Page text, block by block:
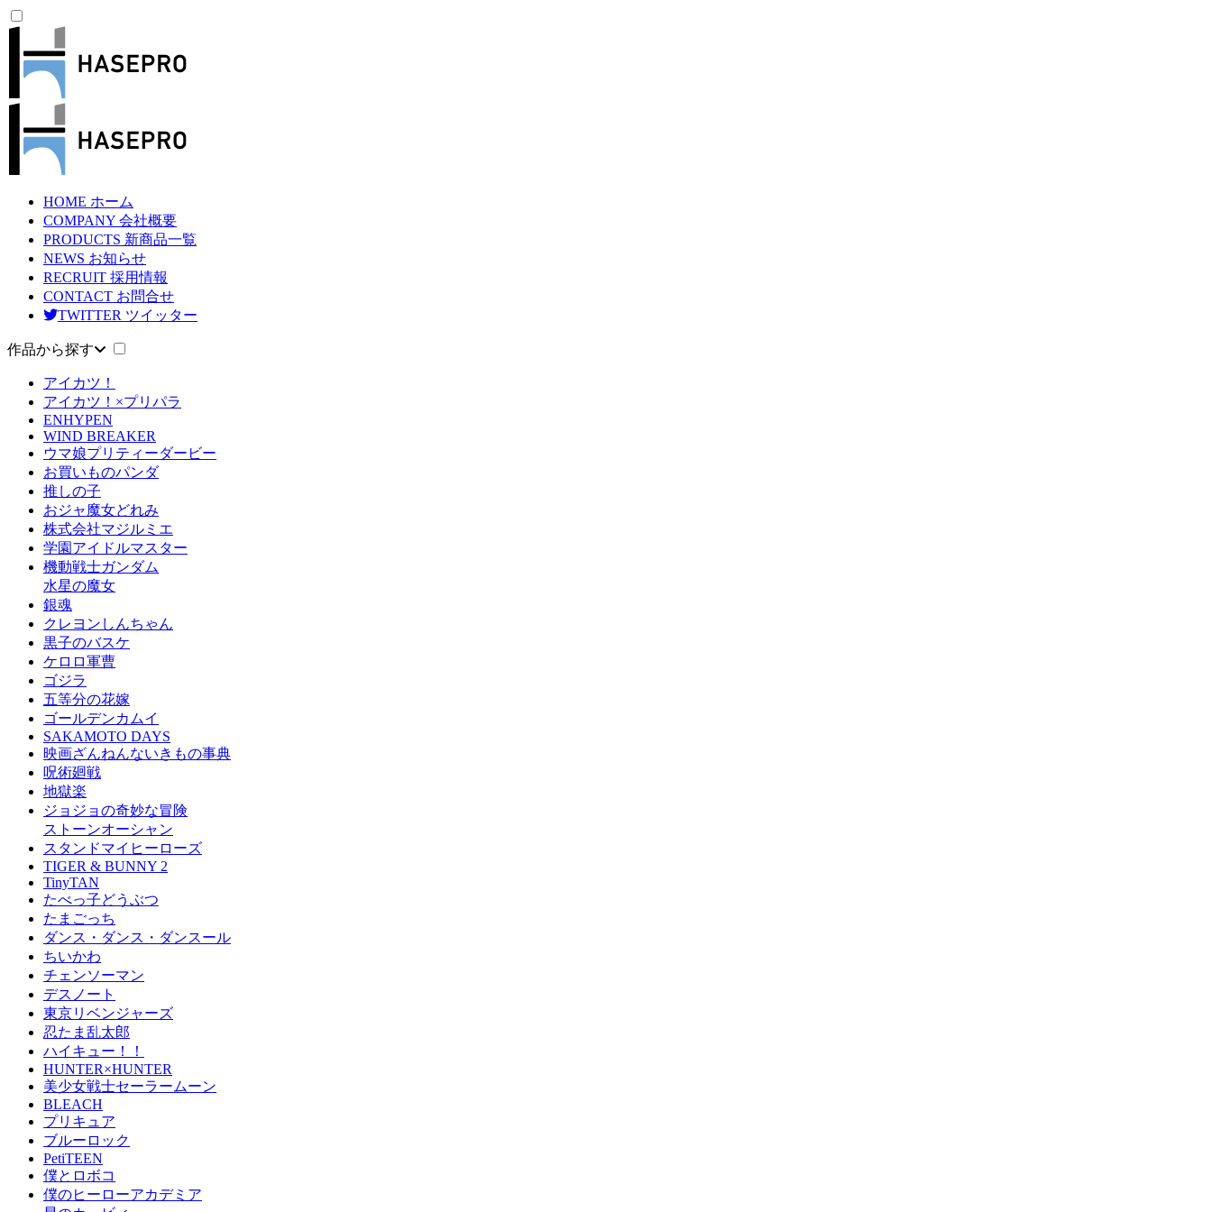
HOME ホーム
COMPANY 会社概要
PRODUCTS 新商品一覧
NEWS お知らせ
RECRUIT 採用情報
CONTACT お問合せ
TWITTER ツイッター
作品から探す
アイカツ！
アイカツ！×プリパラ
ENHYPEN
WIND BREAKER
ウマ娘プリティーダービー
お買いものパンダ
推しの子
おジャ魔女どれみ
株式会社マジルミエ
学園アイドルマスター
機動戦士ガンダム
水星の魔女
銀魂
クレヨンしんちゃん
黒子のバスケ
ケロロ軍曹
ゴジラ
五等分の花嫁
ゴールデンカムイ
SAKAMOTO DAYS
映画ざんねんないきもの事典
呪術廻戦
地獄楽
ジョジョの奇妙な冒険
ストーンオーシャン
スタンドマイヒーローズ
TIGER & BUNNY 2
TinyTAN
たべっ子どうぶつ
たまごっち
ダンス・ダンス・ダンスール
ちいかわ
チェンソーマン
デスノート
東京リベンジャーズ
忍たま乱太郎
ハイキュー！！
HUNTER×HUNTER
美少女戦士セーラームーン
BLEACH
プリキュア
ブルーロック
PetiTEEN
僕とロボコ
僕のヒーローアカデミア